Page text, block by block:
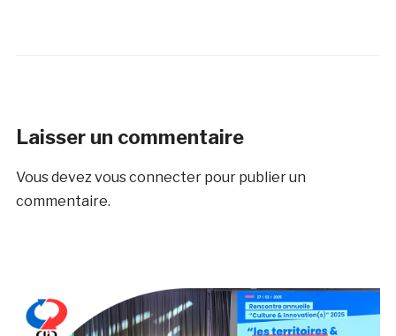
Laisser un commentaire
Vous devez vous connecterpour publier un
commentaire.